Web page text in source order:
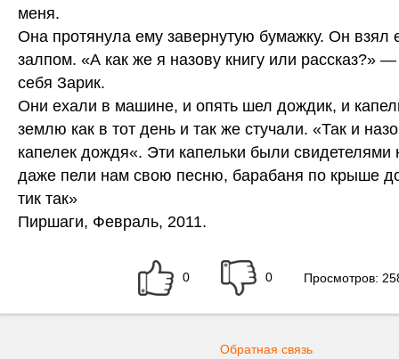
меня.
Она протянула ему завернутую бумажку. Он взял
залпом. «А как же я назову книгу или рассказ?»
себя Зарик.
Они ехали в машине, и опять шел дождик, и
землю как в тот день и так же стучали. «Так и
капелек дождя«. Эти капельки были
даже пели нам свою песню, барабаня по крыше
тик так»
Пиршаги, Февраль, 2011.
0 0 Просмотров:
Обратная связь